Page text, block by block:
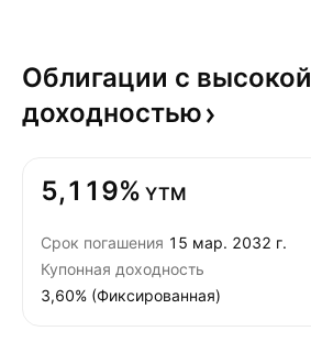
Облигации с высокой
доходностью
5,119% YTM
Срок погашения 15 мар. 2032 г.
Купонная доходность
3,60% (Фиксированная)